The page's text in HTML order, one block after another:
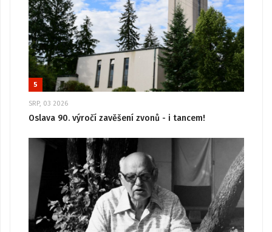
5
SRP, 03 2026
Oslava 90. výročí zavěšení zvonů - i tancem!